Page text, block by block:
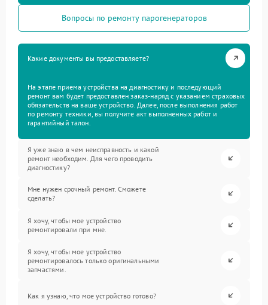
Вопросы по ремонту парогенераторов
Какие документы вы предоставляете?
На этапе приема устройства на диагностику и последующий
ремонт вам будет предоставлен заказ-наряд с указанием страховых
обязательств на ваше устройство. Далее, после выполнения работ
по ремонту техники, вы получите акт выполненных работ и
гарантийный талон.
Я уже знаю в чем неисправность и какой
ремонт необходим. Для чего проводить
диагностику?
Мне нужен срочный ремонт. Сможете
сделать?
Я хочу, чтобы мое устройство
ремонтировали при мне.
Я хочу, чтобы мое устройство
ремонтировалось только оригинальными
запчастями.
Как я узнаю, что мое устройство готово?